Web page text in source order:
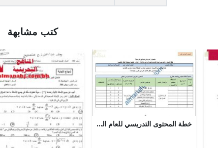
كتب مشابهة
خطة المحتوى التدريسي للعام الدراسي الجديد (الدروس المطلوبة) (فيزياء) الحادي عشر